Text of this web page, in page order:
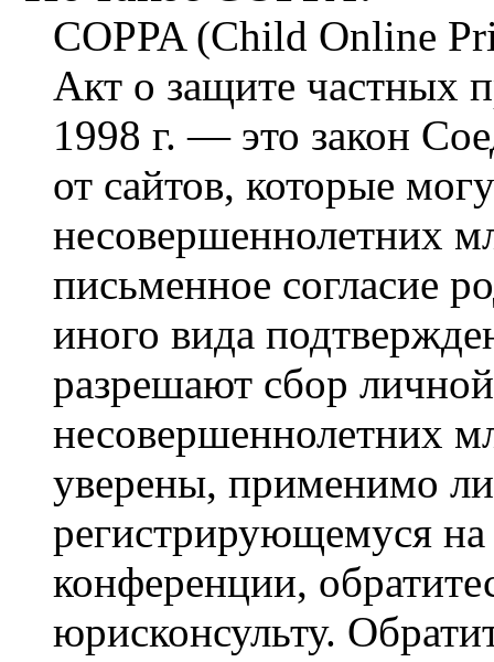
COPPA (Child Online
Акт о защите частных
1998 г. — это закон
от сайтов, которые
несовершеннолетних
письменное согласие
иного вида
разрешают сбор
несовершеннолетних
уверены, применимо
регистрирующемуся
конференции,
юрисконсульту.